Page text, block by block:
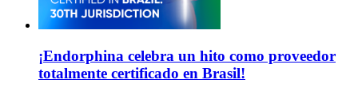
¡Endorphina celebra un hito como proveedor
totalmente certificado en Brasil!